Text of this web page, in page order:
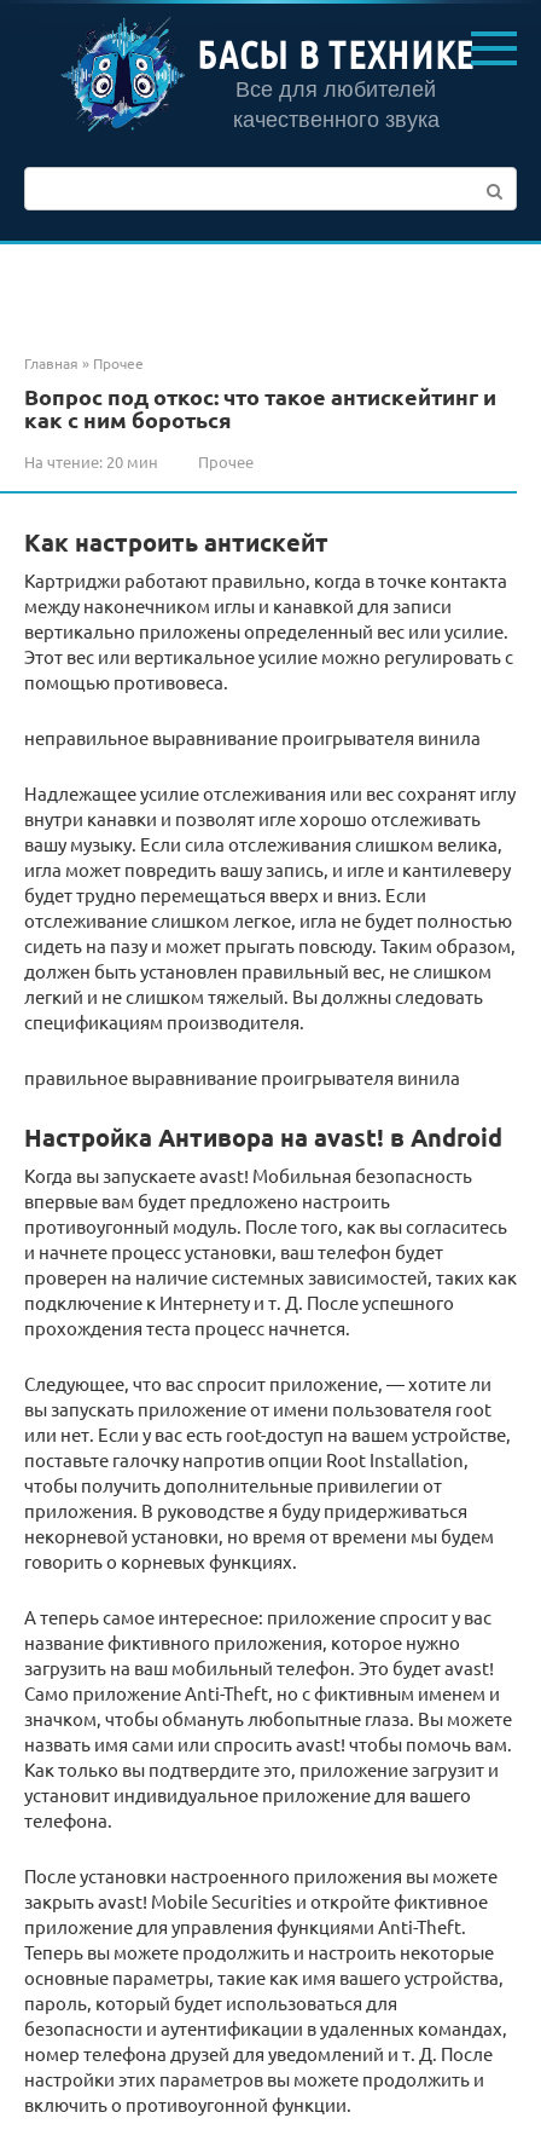
контенту
БАСЫ В ТЕХНИКЕ
Все для любителей
качественного звука
Главная » Прочее
Вопрос под откос: что такое антискейтинг и
как с ним бороться
На чтение: 20 мин Прочее
Как настроить антискейт
Картриджи работают правильно, когда в точке контакта
между наконечником иглы и канавкой для записи
вертикально приложены определенный вес или усилие.
Этот вес или вертикальное усилие можно регулировать с
помощью противовеса.
неправильное выравнивание проигрывателя винила
Надлежащее усилие отслеживания или вес сохранят иглу
внутри канавки и позволят игле хорошо отслеживать
вашу музыку. Если сила отслеживания слишком велика,
игла может повредить вашу запись, и игле и кантилеверу
будет трудно перемещаться вверх и вниз. Если
отслеживание слишком легкое, игла не будет полностью
сидеть на пазу и может прыгать повсюду. Таким образом,
должен быть установлен правильный вес, не слишком
легкий и не слишком тяжелый. Вы должны следовать
спецификациям производителя.
правильное выравнивание проигрывателя винила
Настройка Антивора на avast! в Android
Когда вы запускаете avast! Мобильная безопасность
впервые вам будет предложено настроить
противоугонный модуль. После того, как вы согласитесь
и начнете процесс установки, ваш телефон будет
проверен на наличие системных зависимостей, таких как
подключение к Интернету и т. Д. После успешного
прохождения теста процесс начнется.
Следующее, что вас спросит приложение, — хотите ли
вы запускать приложение от имени пользователя root
или нет. Если у вас есть root-доступ на вашем устройстве,
поставьте галочку напротив опции Root Installation,
чтобы получить дополнительные привилегии от
приложения. В руководстве я буду придерживаться
некорневой установки, но время от времени мы будем
говорить о корневых функциях.
А теперь самое интересное: приложение спросит у вас
название фиктивного приложения, которое нужно
загрузить на ваш мобильный телефон. Это будет avast!
Само приложение Anti-Theft, но с фиктивным именем и
значком, чтобы обмануть любопытные глаза. Вы можете
назвать имя сами или спросить avast! чтобы помочь вам.
Как только вы подтвердите это, приложение загрузит и
установит индивидуальное приложение для вашего
телефона.
После установки настроенного приложения вы можете
закрыть avast! Mobile Securities и откройте фиктивное
приложение для управления функциями Anti-Theft.
Теперь вы можете продолжить и настроить некоторые
основные параметры, такие как имя вашего устройства,
пароль, который будет использоваться для
безопасности и аутентификации в удаленных командах,
номер телефона друзей для уведомлений и т. Д. После
настройки этих параметров вы можете продолжить и
включить о противоугонной функции.